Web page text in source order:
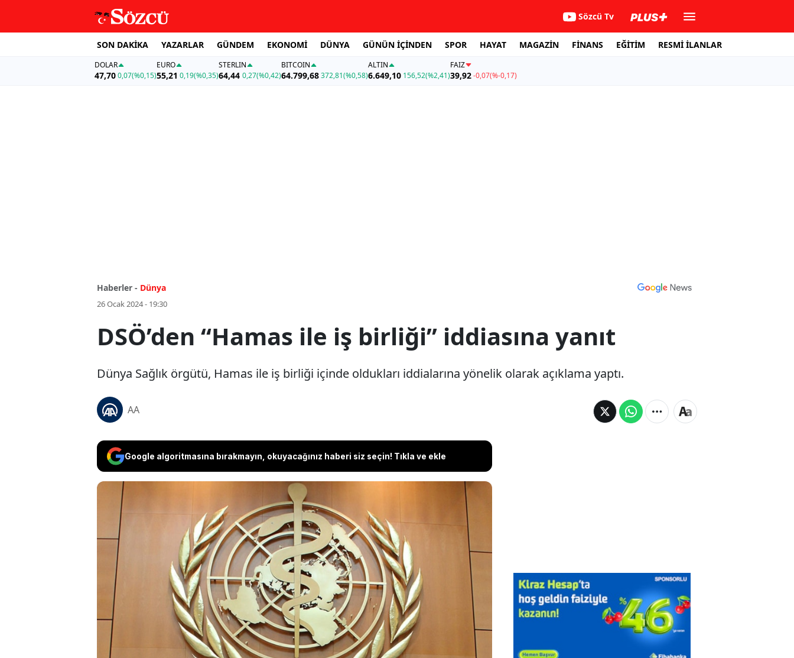
Sözcü Tv
SON DAKİKA YAZARLAR GÜNDEM EKONOMİ DÜNYA GÜNÜN İÇİNDEN SPOR HAYAT MAGAZİN FİNANS EĞİTİM RESMİ İLANLAR
DOLAR
47,700,07(%0,15)
EURO
55,21 0,19(%0,35)
STERLIN
64,44 0,27(%0,42)
BITCOIN
64.799,68372,81(%0,58)
ALTIN
6.649,10 156,52(%2,41)
FAİZ
39,92-0,07(%-0,17)
Haberler - Dünya
26 Ocak 2024 - 19:30
DSÖ’den “Hamas ile iş birliği” iddiasına yanıt
Dünya Sağlık örgütü, Hamas ile iş birliği içinde oldukları iddialarına yönelik olarak açıklama yaptı.
AA
Google algoritmasına bırakmayın, okuyacağınız haberi siz seçin! Tıkla ve ekle
Dünya Sağlık örgütü, Hamas ile iş birliği içinde
oldukları iddialarına yönelik olarak açıklama
yaptı.